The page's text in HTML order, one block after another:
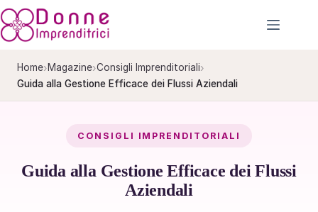
Salta
al
Home›Magazine›Consigli Imprenditoriali›
Guida alla Gestione Efficace dei Flussi Aziendali
CONSIGLI IMPRENDITORIALI
Guida alla Gestione Efficace dei Flussi
Aziendali